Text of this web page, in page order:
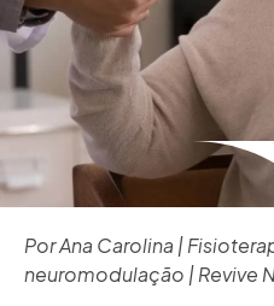
Por Ana Carolina |
neuromodulação | Revive